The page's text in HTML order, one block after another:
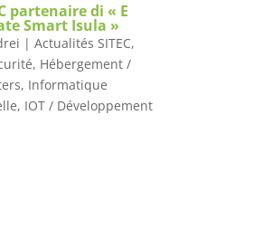
partenaire di « E
Smart Isula »
| Actualités SITEC,
, Hébergement /
, Informatique
, IOT / Développement